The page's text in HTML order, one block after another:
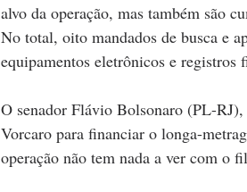
alvo da operação, mas também são
No total, oito mandados de busca e
equipamentos eletrônicos e registros
O senador Flávio Bolsonaro (PL-
Vorcaro para financiar o longa-
operação não tem nada a ver com o